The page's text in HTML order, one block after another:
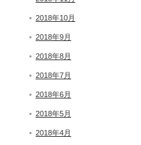
2018年10月
2018年9月
2018年8月
2018年7月
2018年6月
2018年5月
2018年4月